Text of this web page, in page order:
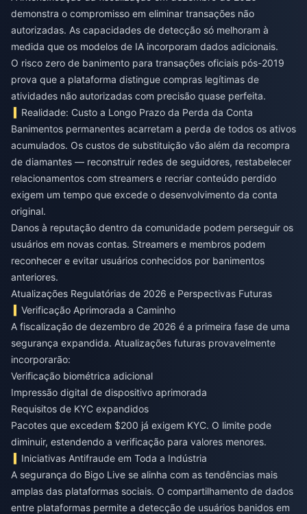
demonstra o compromisso em eliminar transações não
autorizadas. As capacidades de detecção só melhoram à
medida que os modelos de IA incorporam dados adicionais.
O risco zero de banimento para transações oficiais pós-2019
prova que a plataforma distingue compras legítimas de
atividades não autorizadas com precisão quase perfeita.
Realidade: Custo a Longo Prazo da Perda da Conta
Banimentos permanentes acarretam a perda de todos os ativos
acumulados. Os custos de substituição vão além da recompra
de diamantes — reconstruir redes de seguidores, restabelecer
relacionamentos com streamers e recriar conteúdo perdido
exigem um tempo que excede o desenvolvimento da conta
original.
Danos à reputação dentro da comunidade podem perseguir os
usuários em novas contas. Streamers e membros podem
reconhecer e evitar usuários conhecidos por banimentos
anteriores.
Atualizações Regulatórias de 2026 e Perspectivas Futuras
Verificação Aprimorada a Caminho
A fiscalização de dezembro de 2026 é a primeira fase de uma
segurança expandida. Atualizações futuras provavelmente
incorporarão:
Verificação biométrica adicional
Impressão digital de dispositivo aprimorada
Requisitos de KYC expandidos
Pacotes que excedem $200 já exigem KYC. O limite pode
diminuir, estendendo a verificação para valores menores.
Iniciativas Antifraude em Toda a Indústria
A segurança do Bigo Live se alinha com as tendências mais
amplas das plataformas sociais. O compartilhamento de dados
entre plataformas permite a detecção de usuários banidos em